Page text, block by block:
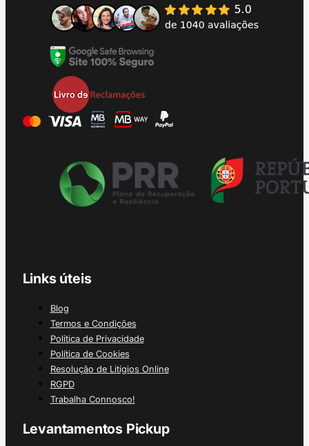
Links úteis
Blog
Termos e Condições
Política de Privacidade
Política de Cookies
Resolução de Litígios Online
RGPD
Trabalha Connosco!
Levantamentos Pickup